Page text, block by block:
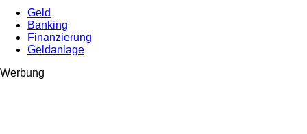
Geld
Banking
Finanzierung
Geldanlage
Werbung